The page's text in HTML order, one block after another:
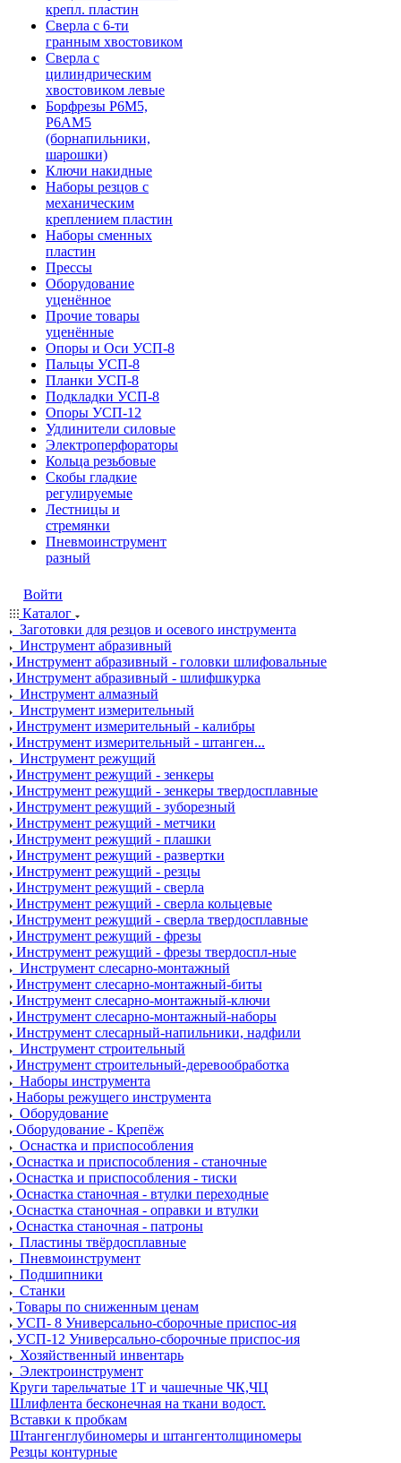
крепл. пластин
Сверла с 6-ти
гранным хвостовиком
Сверла с
цилиндрическим
хвостовиком левые
Борфрезы Р6М5,
Р6АМ5
(борнапильники,
шарошки)
Ключи накидные
Наборы резцов с
механическим
креплением пластин
Наборы сменных
пластин
Прессы
Оборудование
уценённое
Прочие товары
уценённые
Опоры и Оси УСП-8
Пальцы УСП-8
Планки УСП-8
Подкладки УСП-8
Опоры УСП-12
Удлинители силовые
Электроперфораторы
Кольца резьбовые
Скобы гладкие
регулируемые
Лестницы и
стремянки
Пневмоинструмент
разный
Войти
Каталог
Заготовки для резцов и осевого инструмента
Инструмент абразивный
Инструмент абразивный - головки шлифовальные
Инструмент абразивный - шлифшкурка
Инструмент алмазный
Инструмент измерительный
Инструмент измерительный - калибры
Инструмент измерительный - штанген...
Инструмент режущий
Инструмент режущий - зенкеры
Инструмент режущий - зенкеры твердосплавные
Инструмент режущий - зуборезный
Инструмент режущий - метчики
Инструмент режущий - плашки
Инструмент режущий - развертки
Инструмент режущий - резцы
Инструмент режущий - сверла
Инструмент режущий - сверла кольцевые
Инструмент режущий - сверла твердосплавные
Инструмент режущий - фрезы
Инструмент режущий - фрезы твердоспл-ные
Инструмент слесарно-монтажный
Инструмент слесарно-монтажный-биты
Инструмент слесарно-монтажный-ключи
Инструмент слесарно-монтажный-наборы
Инструмент слесарный-напильники, надфили
Инструмент строительный
Инструмент строительный-деревообработка
Наборы инструмента
Наборы режущего инструмента
Оборудование
Оборудование - Крепёж
Оснастка и приспособления
Оснастка и приспособления - станочные
Оснастка и приспособления - тиски
Оснастка станочная - втулки переходные
Оснастка станочная - оправки и втулки
Оснастка станочная - патроны
Пластины твёрдосплавные
Пневмоинструмент
Подшипники
Станки
Товары по сниженным ценам
УСП- 8 Универсально-сборочные приспос-ия
УСП-12 Универсально-сборочные приспос-ия
Хозяйственный инвентарь
Электроинструмент
Круги тарельчатые 1Т и чашечные ЧК,ЧЦ
Шлифлента бесконечная на ткани водост.
Вставки к пробкам
Штангенглубиномеры и штангентолщиномеры
Резцы контурные